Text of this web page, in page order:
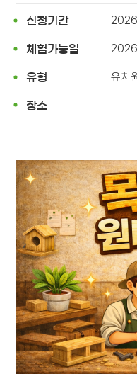
신청기간
체험가능일
유형 유치
장소